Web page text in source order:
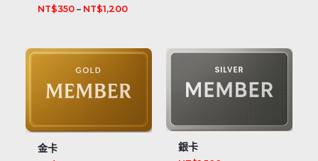
NT$350– NT$1,200
金卡 銀卡